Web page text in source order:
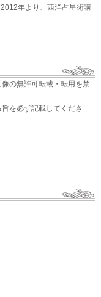
年より、西洋占星術講
の無許可転載・転用を禁
を必ず記載してくださ